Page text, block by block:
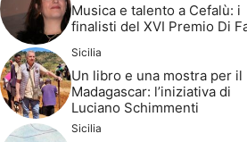
Musica e talento a Cefalù: i
finalisti del XVI Premio Di
Sicilia
Un libro e una mostra per il
Madagascar: l’iniziativa di
Luciano Schimmenti
Sicilia